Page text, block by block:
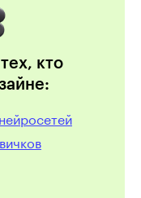
кто